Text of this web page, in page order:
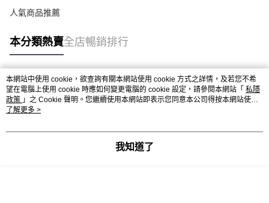
人氣商品推薦
本分類熱賣全店暢銷排行
熱門標籤
熱銷排行
本網站中使用 cookie，欲查詢有關本網站使用 cookie 方式之詳情，及若您不希
望在電腦上使用 cookie 時應如何變更電腦的 cookie 設定，請參閱本網站「 私隱
政策 」之 Cookie 聲明。您繼續使用本網站即表示您同意本公司得按本網站使用
條款之 Cookie 聲明使用 cookie。
了解更多 >
我知道了